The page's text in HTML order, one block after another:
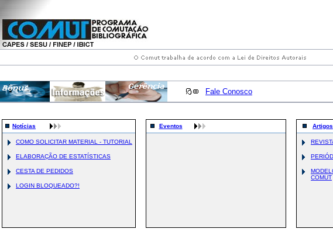
Fale Conosco
Notícias
COMO SOLICITAR MATERIAL - TUTORIAL
ELABORAÇÃO DE ESTATÍSTICAS
CESTA DE PEDIDOS
LOGIN BLOQUEADO?!
Eventos Artigos
COMUT